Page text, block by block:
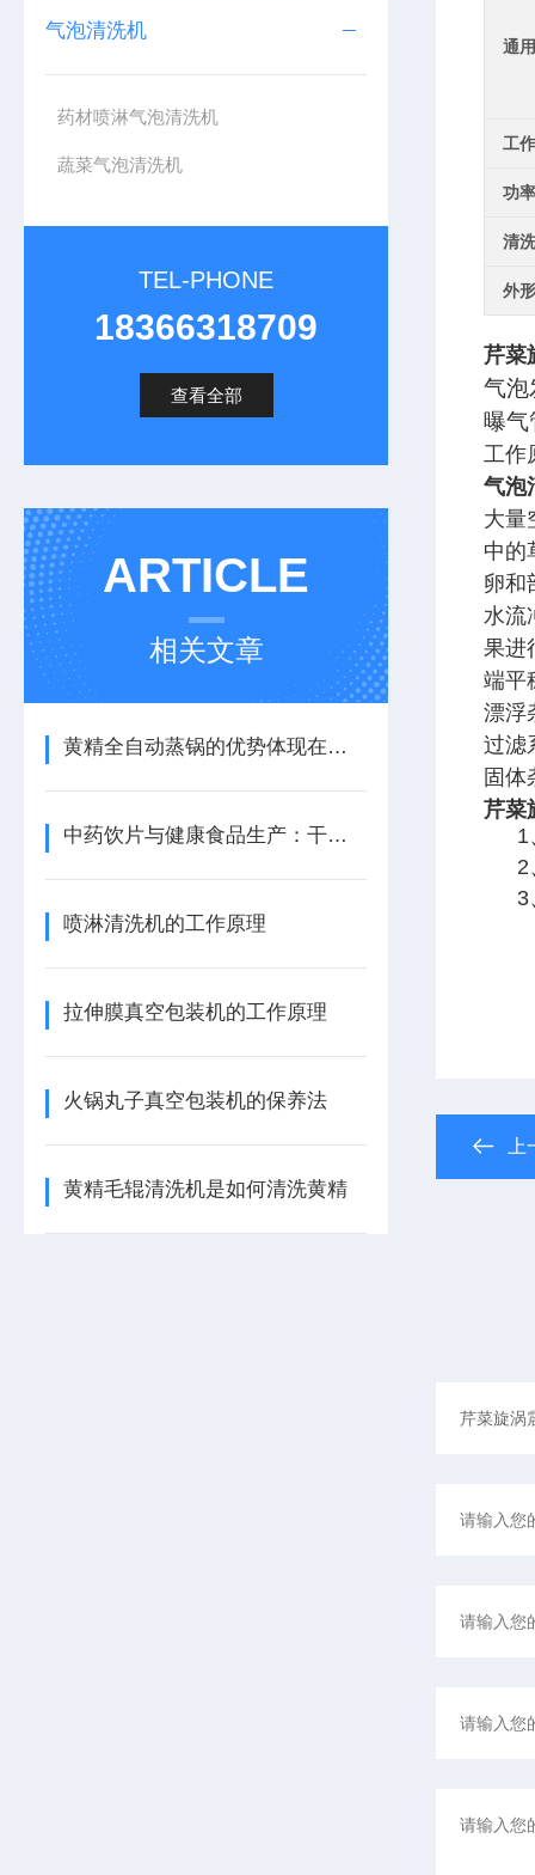
气泡清洗机
药材喷淋气泡清洗机
蔬菜气泡清洗机
TEL-PHONE
18366318709
查看全部
ARTICLE
相关文章
黄精全自动蒸锅的优势体现在哪里
中药饮片与健康食品生产：干黄精成套加工设备的选型与应用分析
喷淋清洗机的工作原理
拉伸膜真空包装机的工作原理
火锅丸子真空包装机的保养法
黄精毛辊清洗机是如何清洗黄精
通
工
功率
清
外
芹菜
气泡
曝气
工作
气泡
大量
中的
卵和
水流
果进
端平
漂浮
过滤
固体
芹菜
1
2
3